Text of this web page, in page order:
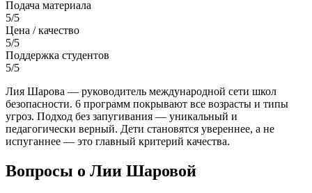
Подача материала
5/5
Цена / качество
5/5
Поддержка студентов
5/5
Лия Шарова — руководитель международной сети школ
безопасности. 6 программ покрывают все возрасты и типы
угроз. Подход без запугивания — уникальный и
педагогически верный. Дети становятся увереннее, а не
испуганнее — это главный критерий качества.
Вопросы о Лии Шаровой